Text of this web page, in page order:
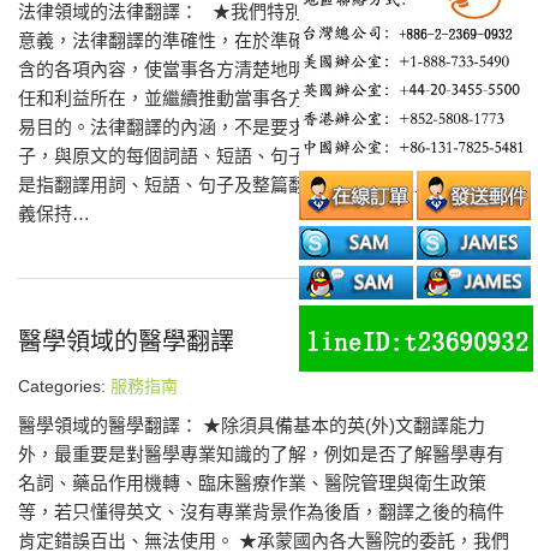
法律領域的法律翻譯： ★我們特別注重法律用語的淵源及本源
意義，法律翻譯的準確性，在於準確地表達出原法律文件所包
含的各項內容，使當事各方清楚地明白自身的權利、義務、責
任和利益所在，並繼續推動當事各方順利地完成交易，實現交
易目的。法律翻譯的內涵，不是要求翻譯每個詞語、短語、句
子，與原文的每個詞語、短語、句子一一對應、完全一致，而
是指翻譯用詞、短語、句子及整篇翻譯文，在含義上與原文含
義保持…
Read More »
醫學領域的醫學翻譯
Categories: 服務指南
醫學領域的醫學翻譯： ★除須具備基本的英(外)文翻譯能力
外，最重要是對醫學專業知識的了解，例如是否了解醫學專有
名詞、藥品作用機轉、臨床醫療作業、醫院管理與衛生政策
等，若只懂得英文、沒有專業背景作為後盾，翻譯之後的稿件
肯定錯誤百出、無法使用。 ★承蒙國內各大醫院的委託，我們